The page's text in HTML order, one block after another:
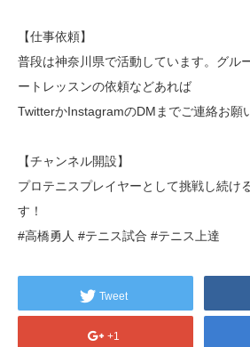
【仕事依頼】
普段は神奈川県で活動しています。グル
ートレッスンの依頼などあれば
TwitterかInstagramのDMまでご連絡お願
【チャンネル開設】
プロテニスプレイヤーとして挑戦し続け
す！
#高橋勇人 #テニス試合 #テニス上達
Tweet
+1